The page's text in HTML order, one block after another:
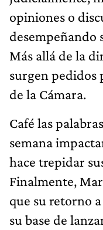
opiniones o
desempeñando
Más allá de la
surgen pedidos
de la Cámara.
Café las
semana
hace trepidar
Finalmente,
que su retorno
su base de